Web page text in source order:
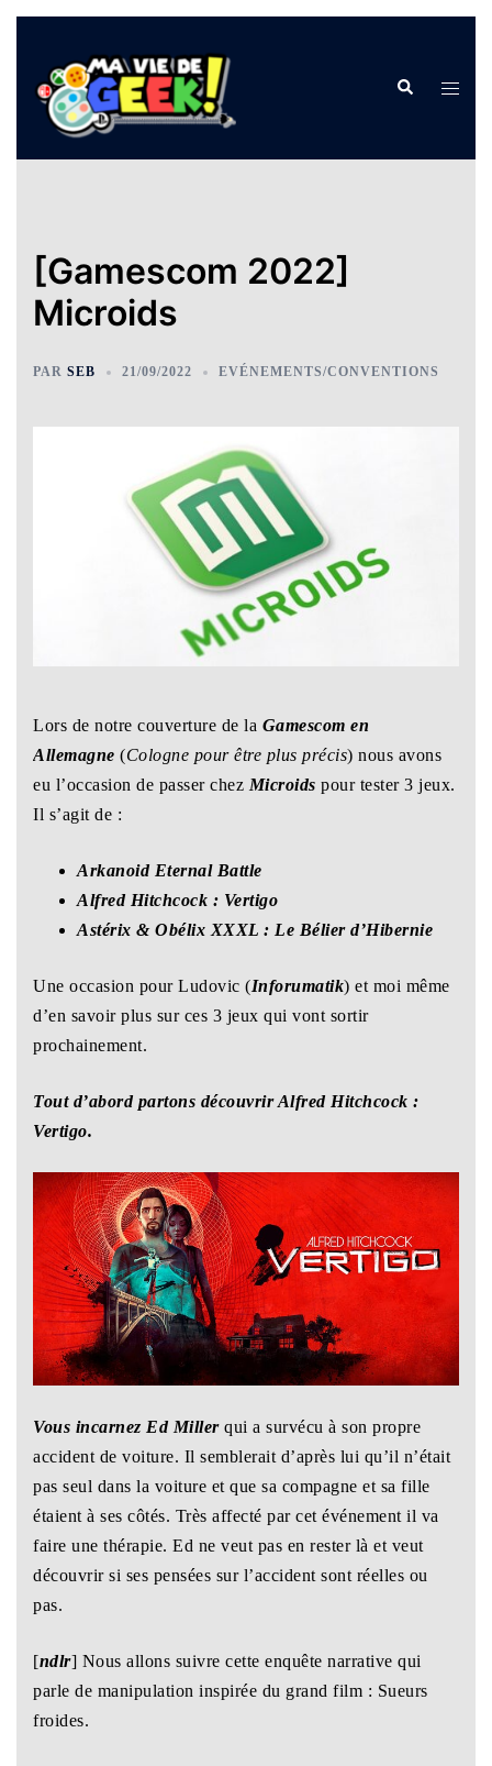
contenu
Rechercher
[Gamescom 2022]
Microids
PAR SEB 21/09/2022 EVÉNEMENTS/CONVENTIONS
Lors de notre couverture de la Gamescom en
Allemagne (Cologne pour être plus précis) nous avons
eu l’occasion de passer chez Microids pour tester 3 jeux.
Il s’agit de :
Arkanoid Eternal Battle
Alfred Hitchcock : Vertigo
Astérix & Obélix XXXL : Le Bélier d’Hibernie
Une occasion pour Ludovic (Inforumatik) et moi même
d’en savoir plus sur ces 3 jeux qui vont sortir
prochainement.
Tout d’abord partons découvrir Alfred Hitchcock :
Vertigo.
Vous incarnez Ed Millerqui a survécu à son propre
accident de voiture. Il semblerait d’après lui qu’il n’était
pas seul dans la voiture et que sa compagne et sa fille
étaient à ses côtés. Très affecté par cet événement il va
faire une thérapie. Ed ne veut pas en rester là et veut
découvrir si ses pensées sur l’accident sont réelles ou
pas.
[ndlr] Nous allons suivre cette enquête narrative qui
parle de manipulation inspirée du grand film : Sueurs
froides.